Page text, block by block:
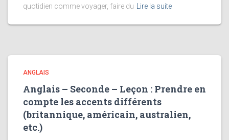
quotidien comme voyager, faire du Lire la suite
ANGLAIS
Anglais – Seconde – Leçon : Prendre en
compte les accents différents
(britannique, américain, australien,
etc.)